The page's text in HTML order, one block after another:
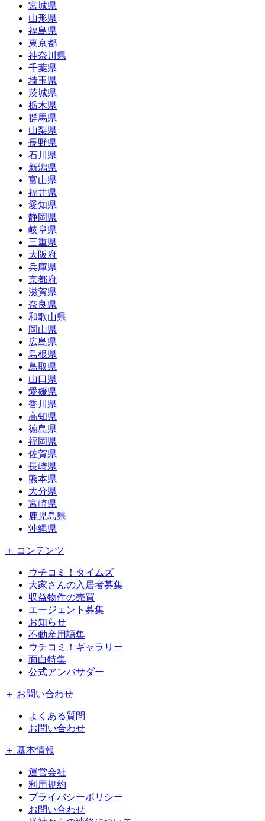
宮城県
山形県
福島県
東京都
神奈川県
千葉県
埼玉県
茨城県
栃木県
群馬県
山梨県
長野県
石川県
新潟県
富山県
福井県
愛知県
静岡県
岐阜県
三重県
大阪府
兵庫県
京都府
滋賀県
奈良県
和歌山県
岡山県
広島県
島根県
鳥取県
山口県
愛媛県
香川県
高知県
徳島県
福岡県
佐賀県
長崎県
熊本県
大分県
宮崎県
鹿児島県
沖縄県
＋ コンテンツ
ウチコミ！タイムズ
大家さんの入居者募集
収益物件の売買
エージェント募集
お知らせ
不動産用語集
ウチコミ！ギャラリー
面白特集
公式アンバサダー
＋ お問い合わせ
よくある質問
お問い合わせ
＋ 基本情報
運営会社
利用規約
プライバシーポリシー
お問い合わせ